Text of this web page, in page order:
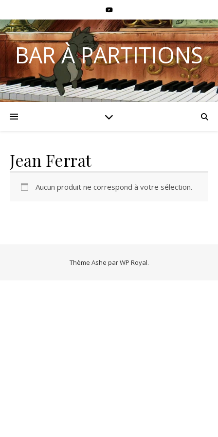
BAR À PARTITIONS
Jean Ferrat
Aucun produit ne correspond à votre sélection.
Thème Ashe parWP Royal.